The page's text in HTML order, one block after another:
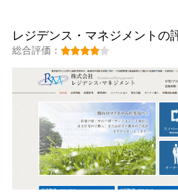
レジデンス・マネジメントの
総合評価：